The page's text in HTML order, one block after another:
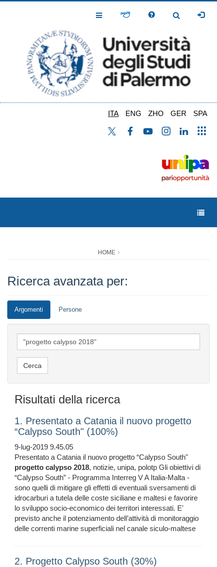
Toggle
Toggle
ITA ENG ZHO GER SPA
HOME
Ricerca avanzata per:
Argomenti Persone
Risultati della ricerca
1. Presentato a Catania il nuovo progetto
“Calypso South" (100%)
9-lug-2019 9.45.05
Presentato a Catania il nuovo progetto “Calypso South"
progetto calypso 2018, notizie, unipa, polotp Gli obiettivi di
“Calypso South” - Programma Interreg V A Italia-Malta -
sono quelli di mitigare gli effetti di eventuali sversamenti di
idrocarburi a tutela delle coste siciliane e maltesi e favorire
lo sviluppo socio-economico dei territori interessati. E'
previsto anche il potenziamento dell’attività di monitoraggio
delle correnti marine superficiali nel canale siculo-maltese
2. Progetto Calypso South (30%)